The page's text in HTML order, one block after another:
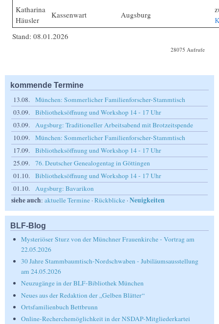
Katharina
Häusler
Kassenwart Augsburg
Stand: 08.01.2026
28075 Aufrufe
kommende Termine
13.08.
München: Sommerlicher Familienforscher-Stammtisch
03.09.
Bibliotheksöffnung und Workshop 14 - 17 Uhr
03.09.
Augsburg: Traditioneller Arbeitsabend mit Brotzeitspende
10.09.
München: Sommerlicher Familienforscher-Stammtisch
17.09.
Bibliotheksöffnung und Workshop 14 - 17 Uhr
25.09.
76. Deutscher Genealogentag in Göttingen
01.10.
Bibliotheksöffnung und Workshop 14 - 17 Uhr
01.10.
Augsburg: Bavarikon
siehe auch: aktuelle Termine ·Rückblicke ·Neuigkeiten
BLF-Blog
Mysteriöser Sturz von der Münchner Frauenkirche - Vortrag am
22.05.2026
30 Jahre Stammbaumtisch-Nordschwaben - Jubiläumsausstellung
am 24.05.2026
Neuzugänge in der BLF-Bibliothek München
Neues aus der Redaktion der „Gelben Blätter“
Ortsfamilienbuch Bettbrunn
Online-Recherchemöglichkeit in der NSDAP-Mitgliederkartei